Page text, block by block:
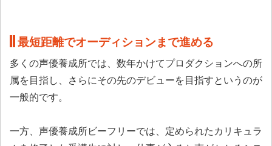
最短距離でオーディションまで進める
多くの声優養成所では、数年かけてプロダクションへの所
属を目指し、さらにその先のデビューを目指すというのが
一般的です。
一方、声優養成所ビーフリーでは、定められたカリキュラ